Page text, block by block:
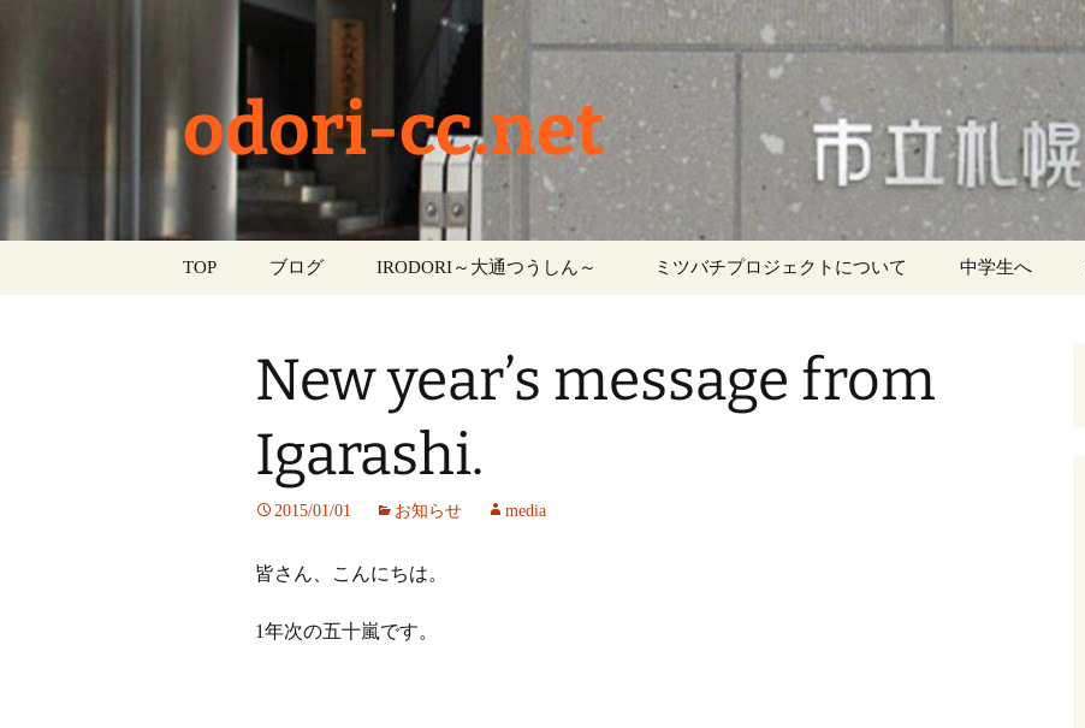
odori-cc.net
TOP ブログ
学校生活
イベント
部活動
ミツバチプロジェクト
IRODORI～大通つうしん～ ‎ ミツバチプロジェクトについて 中学生へ
New year’s message from
Igarashi.
2015/01/01 お知らせ media
皆さん、こんにちは。
1年次の五十嵐です。